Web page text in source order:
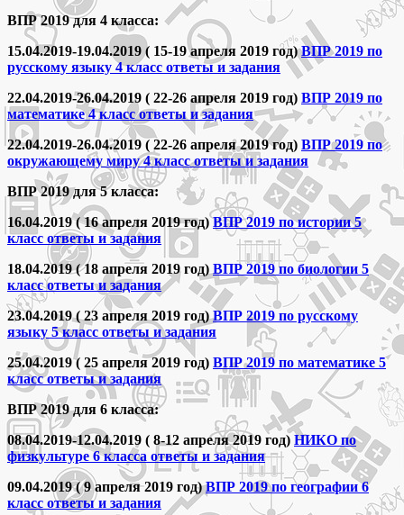
ВПР 2019 для 4 класса:
15.04.2019-19.04.2019 ( 15-19 апреля 2019 год)ВПР 2019 по
русскому языку 4 класс ответы и задания
22.04.2019-26.04.2019 ( 22-26 апреля 2019 год) ВПР 2019 по
математике 4 класс ответы и задания
22.04.2019-26.04.2019 ( 22-26 апреля 2019 год) ВПР 2019 по
окружающему миру 4 класс ответы и задания
ВПР 2019 для 5 класса:
16.04.2019 ( 16 апреля 2019 год)ВПР 2019 по истории 5
класс ответы и задания
18.04.2019 ( 18 апреля 2019 год) ВПР 2019 по биологии 5
класс ответы и задания
23.04.2019 ( 23 апреля 2019 год)ВПР 2019 по русскому
языку 5 класс ответы и задания
25.04.2019 ( 25 апреля 2019 год) ВПР 2019 по математике 5
класс ответы и задания
ВПР 2019 для 6 класса:
08.04.2019-12.04.2019 ( 8-12 апреля 2019 год) НИКО по
физкультуре 6 класса ответы и задания
09.04.2019 ( 9 апреля 2019 год)ВПР 2019 по географии 6
класс ответы и задания